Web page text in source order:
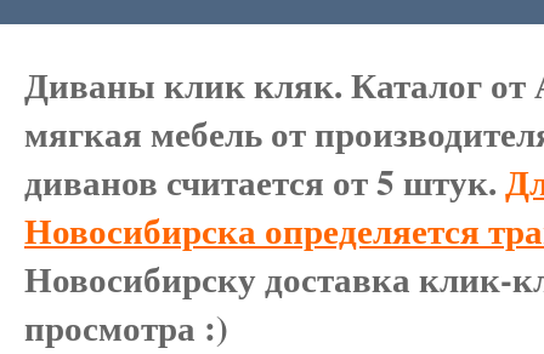
Диваны клик кляк. Каталог
мягкая мебель от
диванов считается от 5 штук.
Новосибирска определяется
Новосибирску доставка клик-
просмотра :)